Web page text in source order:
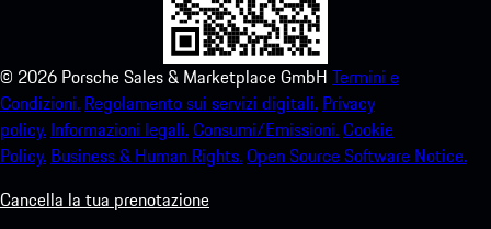
© 2026 Porsche Sales & Marketplace GmbH Termini e
Condizioni. Regolamento sui servizi digitali. Privacy
policy. Informazioni legali.Consumi/Emissioni.Cookie
Policy. Business & Human Rights.Open Source Software Notice.
Cancella la tua prenotazione